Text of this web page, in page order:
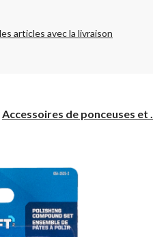
articles avec la livraison
Accessoires de ponceuses et ...